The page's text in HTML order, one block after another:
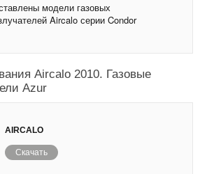
модели газовых
Aircalo серии Condor
Aircalo 2010. Газовые
Azur
AIRCALO
Скачать